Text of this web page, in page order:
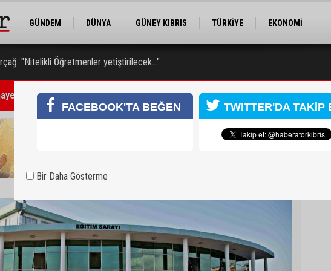
GÜNDEM DÜNYA GÜNEY KIBRIS TÜRKİYE
EKONOMİ
"Nitelikli Öğretmenler yetiştirilecek..."
ardından 7 kişi tutuklandı
Öğrencileri Kongresi için kayıtlar sürüyor
FACEBOOK'TA BEĞEN TWITTER'DA TAKİP
Bir Daha Gösterme